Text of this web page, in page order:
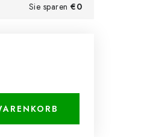
Sie sparen €0